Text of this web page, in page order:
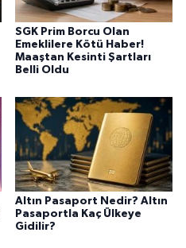
SGK Prim Borcu Olan
Emeklilere Kötü Haber!
Maaştan Kesinti Şartları
Belli Oldu
Altın Pasaport Nedir? Altın
Pasaportla Kaç Ülkeye
Gidilir?